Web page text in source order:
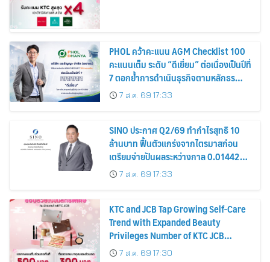
PHOL คว้าคะแนน AGM Checklist 100
คะแนนเต็ม ระดับ “ดีเยี่ยม” ต่อเนื่องเป็นปีที่
7 ตอกย้ำการดำเนินธุรกิจตามหลักธร
รมาภิบาล โปร่งใส สร้างความเชื่อมั่นผู้ถือ
หุ้น
7 ส.ค. 69 17:33
SINO ประกาศ Q2/69 ทำกำไรสุทธิ 10
ล้านบาท ฟื้นตัวแกร่งจากไตรมาสก่อน
เตรียมจ่ายปันผลระหว่างกาล 0.014423
บาทต่อหุ้น ครึ่งปีหลังมุ่งเติบโตต่อเนื่อง
7 ส.ค. 69 17:33
KTC and JCB Tap Growing Self-Care
Trend with Expanded Beauty
Privileges Number of KTC JCB
Cardmembers Spending on
7 ส.ค. 69 17:30